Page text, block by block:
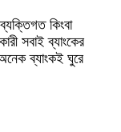
কিংবা
সবাই ব্যাংকের
ব্যাংকই ঘুরে